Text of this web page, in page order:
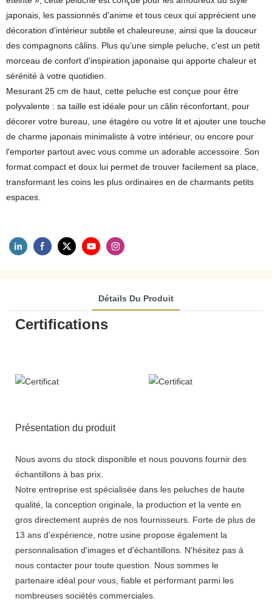
japonais, les passionnés d'anime et tous ceux qui apprécient une
décoration d'intérieur subtile et chaleureuse, ainsi que la douceur
des compagnons câlins. Plus qu'une simple peluche, c'est un petit
morceau de confort d'inspiration japonaise qui apporte chaleur et
sérénité à votre quotidien.
Mesurant 25 cm de haut, cette peluche est conçue pour être
polyvalente : sa taille est idéale pour un câlin réconfortant, pour
décorer votre bureau, une étagère ou votre lit et ajouter une touche
de charme japonais minimaliste à votre intérieur, ou encore pour
l'emporter partout avec vous comme un adorable accessoire. Son
format compact et doux lui permet de trouver facilement sa place,
transformant les coins les plus ordinaires en de charmants petits
espaces.
Détails Du Produit
Certifications
Présentation du produit
Nous avons du stock disponible et nous pouvons fournir des
échantillons à bas prix.
Notre entreprise est spécialisée dans les peluches de haute
qualité, la conception originale, la production et la vente en
gros directement auprès de nos fournisseurs. Forte de plus de
13 ans d'expérience, notre usine propose également la
personnalisation d'images et d'échantillons. N'hésitez pas à
nous contacter pour toute question. Nous sommes le
partenaire idéal pour vous, fiable et performant parmi les
nombreuses sociétés commerciales.